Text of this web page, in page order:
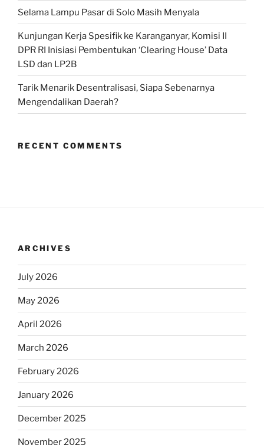
Selama Lampu Pasar di Solo Masih Menyala
Kunjungan Kerja Spesifik ke Karanganyar, Komisi II
DPR RI Inisiasi Pembentukan ‘Clearing House’ Data
LSD dan LP2B
Tarik Menarik Desentralisasi, Siapa Sebenarnya
Mengendalikan Daerah?
RECENT COMMENTS
ARCHIVES
July 2026
May 2026
April 2026
March 2026
February 2026
January 2026
December 2025
November 2025